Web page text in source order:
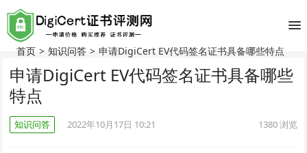
首页 > 知识问答 > 申请DigiCert EV代码签名证书具备哪些特点
申请DigiCert EV代码签名证书具备哪些
特点
知识问答 2022年10月17日 10:21 1380浏览